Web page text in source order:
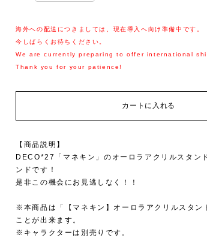
海外への配送につきましては、現在導入へ向け準備中です。
今しばらくお待ちください。
We are currently preparing to offer international
Thank you for your patience!
カートに入れる
【商品説明】
DECO*27「マネキン」のオーロラアクリルスタン
ンドです！
是非この機会にお見逃しなく！！
※本商品は「【マネキン】オーロラアクリルスタン
ことが出来ます。
※キャラクターは別売りです。